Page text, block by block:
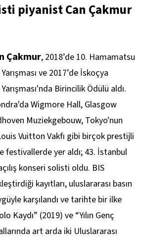
piyanist Can Çakmur
Çakmur, 2018’de 10. Hamamatsu
ve 2017’de İskoçya
Birincilik Ödülü aldı.
Wigmore Hall, Glasgow
Muziekgebouw, Tokyo'nun
Vuitton Vakfı gibi birçok prestijli
festivallerde yer aldı; 43. İstanbul
konseri solisti oldu. BIS
kayıtları, uluslararası basın
karşılandı ve tarihte bir ilke
Kaydı” (2019) ve “Yılın Genç
art arda iki Uluslararası